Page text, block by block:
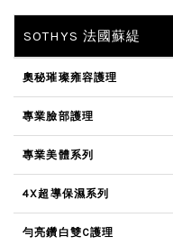
SOTHYS 法國蘇緹
奧秘璀璨雍容護理
專業臉部護理
專業美體系列
4X超導保濕系列
勻亮鑽白雙C護理